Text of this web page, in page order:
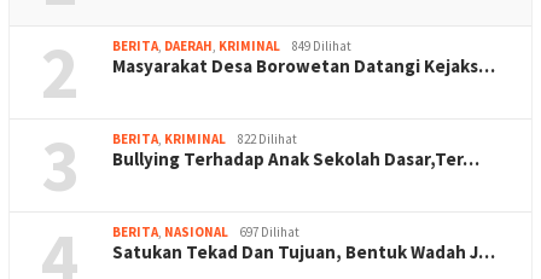
2 BERITA, DAERAH, KRIMINAL 849 Dilihat
Masyarakat Desa Borowetan Datangi Kejaks…
3 BERITA, KRIMINAL 822 Dilihat
Bullying Terhadap Anak Sekolah Dasar,Ter…
4 BERITA, NASIONAL 697 Dilihat
Satukan Tekad Dan Tujuan, Bentuk Wadah J…